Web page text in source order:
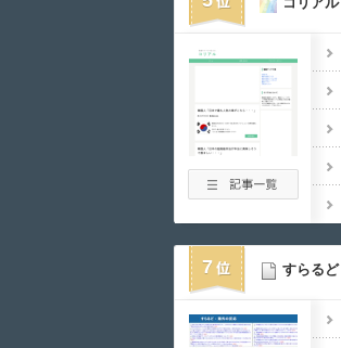
08月07日 08:31
08月07日 08:21
08:04
08月07日 07:05
08月07日 03:20
08月07日 03:00
7 すらるど